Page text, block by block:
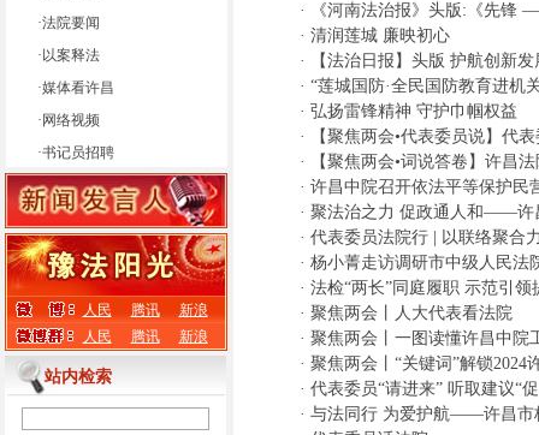
·法院要闻
· 以案释法
·媒体看许昌
· 网络视频
·书记员招聘
人民 腾讯
新浪
人民
腾讯 新浪
站内检索
·
《河南法治报》头版:《先锋
· 清润莲城 廉映初心
·
【法治日报】头版 护航创新
· “莲城国防·全民国防教育进机
· 弘扬雷锋精神 守护巾帼权益
·
【聚焦两会•代表委员说】代
·
【聚焦两会•词说答卷】许昌
· 许昌中院召开依法平等保护民
· 聚法治之力 促政通人和——许
· 代表委员法院行 | 以联络聚合
· 杨小菁走访调研市中级人民法
· 法检“两长”同庭履职 示范引领
· 聚焦两会丨人大代表看法院
· 聚焦两会丨一图读懂许昌中院
· 聚焦两会丨“关键词”解锁2024
· 代表委员“请进来” 听取建议“
· 与法同行 为爱护航——许昌市